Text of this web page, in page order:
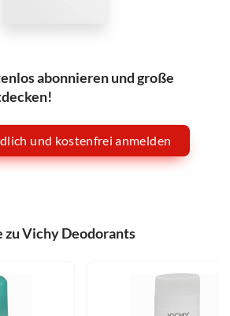
abonnieren und große
und kostenfrei anmelden
Vichy Deodorants